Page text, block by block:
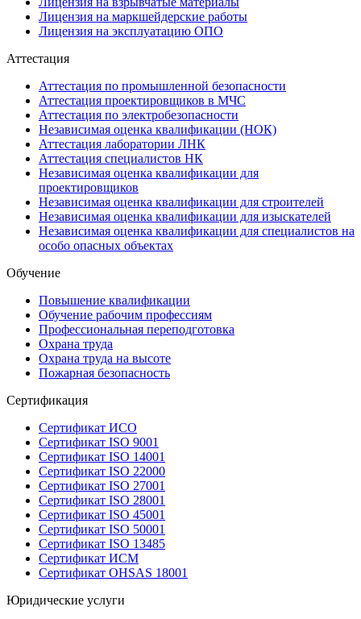
Лицензия на маркшейдерские работы
Лицензия на эксплуатацию ОПО
Аттестация
Аттестация по промышленной безопасности
Аттестация проектировщиков в МЧС
Аттестация по электробезопасности
Независимая оценка квалификации (НОК)
Аттестация лаборатории ЛНК
Аттестация специалистов НК
Независимая оценка квалификации для
проектировщиков
Независимая оценка квалификации для строителей
Независимая оценка квалификации для изыскателей
Независимая оценка квалификации для специалистов на
особо опасных объектах
Обучение
Повышение квалификации
Обучение рабочим профессиям
Профессиональная переподготовка
Охрана труда
Охрана труда на высоте
Пожарная безопасность
Сертификация
Сертификат ИСО
Сертификат ISO 9001
Сертификат ISO 14001
Сертификат ISO 22000
Сертификат ISO 27001
Сертификат ISO 28001
Сертификат ISO 45001
Сертификат ISO 50001
Сертификат ISO 13485
Сертификат ИСМ
Сертификат OHSAS 18001
Юридические услуги